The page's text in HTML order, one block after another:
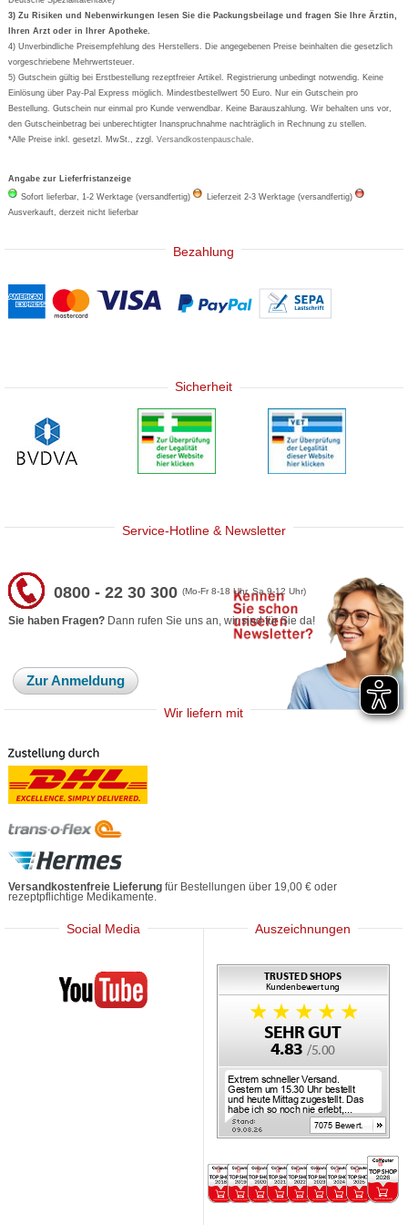
Formoline
Wick
Eucerin
Basica
3) Zu Risiken und Nebenwirkungen lesen Sie die Packungsbeilage und fragen Sie Ihre Ärztin,
Ihren Arzt oder in Ihrer Apotheke.
4) Unverbindliche Preisempfehlung des Herstellers. Die angegebenen Preise beinhalten die gesetzlich
vorgeschriebene Mehrwertsteuer.
5) Gutschein gültig bei Erstbestellung rezeptfreier Artikel. Registrierung unbedingt notwendig. Keine
Einlösung über Pay-Pal Express möglich. Mindestbestellwert 50 Euro. Nur ein Gutschein pro
Bestellung. Gutschein nur einmal pro Kunde verwendbar. Keine Barauszahlung. Wir behalten uns vor,
den Gutscheinbetrag bei unberechtigter Inanspruchnahme nachträglich in Rechnung zu stellen.
*Alle Preise inkl. gesetzl. MwSt., zzgl.Versandkostenpauschale
Angabe zur Lieferfristanzeige
Sofort lieferbar, 1-2 Werktage (versandfertig)
Lieferzeit 2-3 Werktage (versandfertig)
Ausverkauft, derzeit nicht lieferbar
Bezahlung
Sicherheit
Service-Hotline & Newsletter
0800 - 22 30 300(Mo-Fr 8-18 Uhr, Sa 9-12 Uhr)
Sie haben Fragen? Dann rufen Sie uns an, wir sind für Sie da!
Zur Anmeldung
Wir liefern mit
Versandkostenfreie Lieferung für Bestellungen über 19,00 € oder
rezeptpflichtige Medikamente.
Social Media
Mediherz
Auszeichnungen